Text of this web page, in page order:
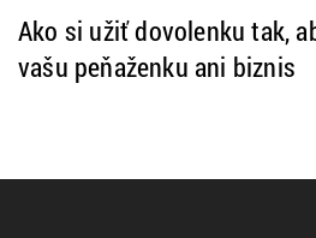
Ako si užiť dovolenku tak,
vašu peňaženku ani biznis